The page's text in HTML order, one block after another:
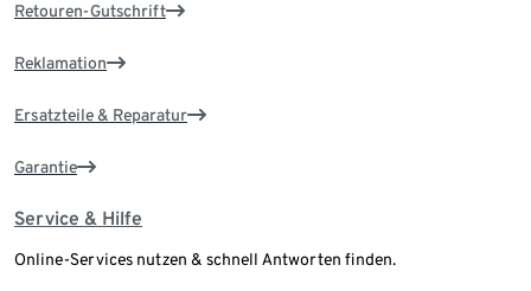
Retouren-Gutschrift
Reklamation
Ersatzteile & Reparatur
Garantie
Service & Hilfe
Online-Services nutzen & schnell Antworten finden.